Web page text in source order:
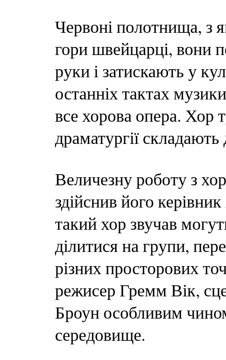
Червоні полотнища, з
гори швейцарці, вони
руки і затискають у
останніх тактах
все хорова опера. Хор
драматургії
Величезну роботу з
здійснив його
такий хор звучав
ділитися на групи,
різних просторових
режисер Гремм Вік,
Броун особливим
середовище.